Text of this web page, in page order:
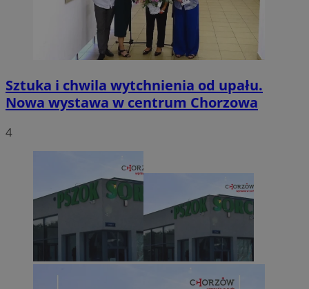
Sztuka i chwila wytchnienia od upału.
Nowa wystawa w centrum Chorzowa
4